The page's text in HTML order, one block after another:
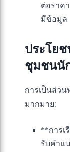
ต่อราค
มีข้อมูล
ประโย
ชุมชนนั
การเป็นส่ว
มากมาย:
**การเ
รับคำแ